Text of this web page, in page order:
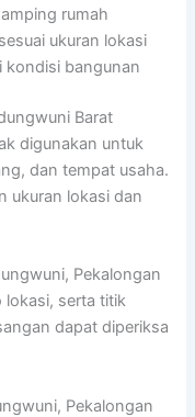
rumah
ukuran lokasi
kondisi bangunan
Barat
digunakan untuk
dan tempat usaha.
ukuran lokasi dan
Pekalongan
lokasi, serta titik
dapat diperiksa
Pekalongan